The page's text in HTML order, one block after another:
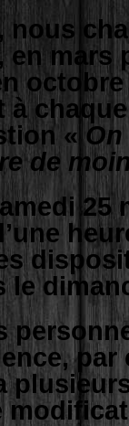
nous
en mars
à
«
de
25
le